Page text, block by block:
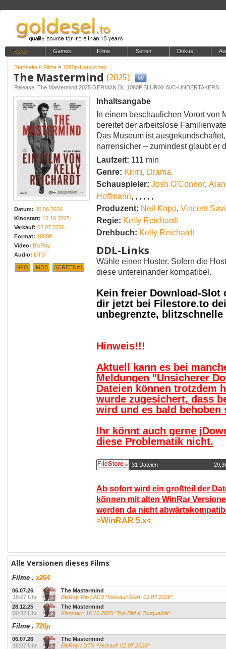
Home Games Filme Serien Dokus
Startseite » Filme » 1080p-Untouched
The Mastermind (2025)
Release: The.Mastermind.2025.GERMAN.DL.1080P.BLURAY.AVC-UNDERTAKERS
Datum: 30.06.2026
Kinostart: 16.10.2025
Verkauf: 02.07.2026
Format: 1080P
Video: BluRay
Audio: DTS
NFO IMDB SCREEN#1
Inhaltsangabe
In einem beschaulichen Vorort von
bereitet der arbeitslose
Das Museum ist
narrensicher – zumindest glaubt er
Laufzeit: 111 min
Genre: Krimi, Drama
Schauspieler: Josh O'Connor,
Hoffmann, , , , , ,
Produzent: Neil Kopp, Vincent
Regie: Kelly Reichardt
Drehbuch: Kelly Reichardt
DDL-Links
Wähle einen Hoster. Sofern die
diese untereinander kompatibel.
Kein freier Download-Slot
dir jetzt bei Filestore.to
unbegrenzte,
Hinweis!!!
Aktuell kann es bei
Meldungen "Unsicherer
Dateien können trotzdem
wurde zugesichert, dass
wird und es bald behoben
Ihr könnt auch gerne
diese Problematik nicht.
31 Dateien
Ab sofort wird ein großteil der
können mit alten WinRar
werden da nicht
>WinRAR 5.x<
Alle Versionen dieses Films
Filme .x264
06.07.26
18:07 Uhr
The Mastermind
BluRay-Rip / AC3 *Verkauf-Start: 02.07.2026*
28.12.25
00:32 Uhr
The Mastermind
Kinostart: 16.10.2025 *Top Bild & Tonqualität*
Filme . 720p
06.07.26
18:07 Uhr
The Mastermind
BluRay / DTS *Verkauf: 02.07.2026*